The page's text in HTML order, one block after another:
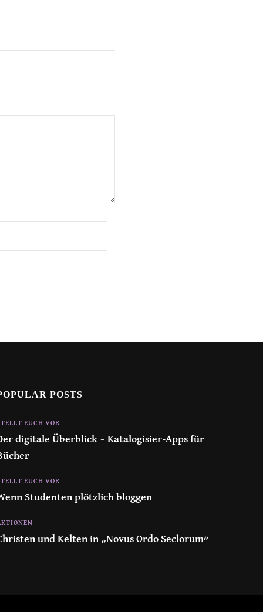
POSTS
EUCH VOR
digitale Überblick – Katalogisier-Apps für
EUCH VOR
Studenten plötzlich bloggen
und Kelten in „Novus Ordo Seclorum“